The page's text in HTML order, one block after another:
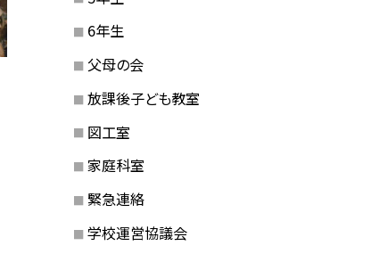
6年生
父母の会
放課後子ども教室
図工室
家庭科室
緊急連絡
学校運営協議会